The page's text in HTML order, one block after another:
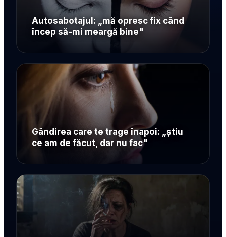
Autosabotajul: „mă opresc fix când
încep să-mi meargă bine"
Gândirea care te trage înapoi: „știu
ce am de făcut, dar nu fac"